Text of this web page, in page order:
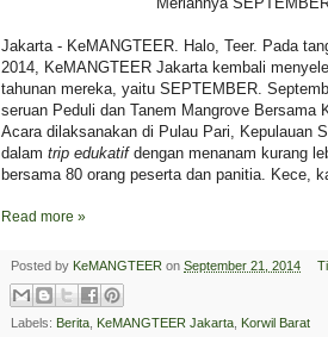
Jakarta - KeMANGTEER. Halo, Teer. Pada
2014, KeMANGTEER Jakarta kembali
tahunan mereka, yaitu SEPTEMBER.
seruan Peduli dan Tanem Mangrove Bersama
Acara dilaksanakan di Pulau Pari, Kepulauan
dalam trip edukatifdengan menanam kurang
bersama 80 orang peserta dan panitia. Kece,
Read more »
Posted by KeMANGTEER on September 21, 2014
Labels: Berita KeMANGTEER Jakarta Korwil Barat